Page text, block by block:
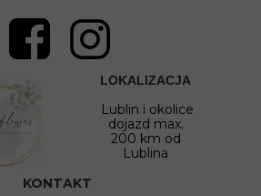
LOKALIZACJA
Lublin i okolice
dojazd max.
200 km od
Lublina
KONTAKT